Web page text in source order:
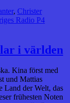
, Christer
Radio P4
i världen
Kina först med
und Mattias
Land der Welt, das
frühesten Noten